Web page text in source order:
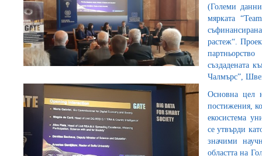
(Големи
мярката
растеж“.
създадената
Чалмърс”,
Основна цел
постижения,
екосистема
се утвърди
значими
областта на